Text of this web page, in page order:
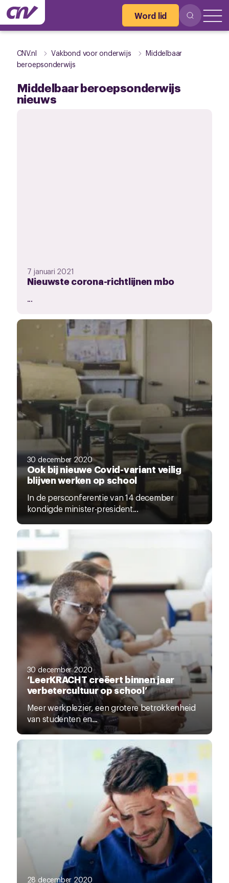
Word lid
CNV.nl Vakbond voor onderwijs
Middelbaar
beroepsonderwijs
Middelbaar beroepsonderwijs
nieuws
7 januari 2021
Nieuwste corona-richtlijnen mbo
...
30 december 2020
Ook bij nieuwe Covid-variant veilig
blijven werken op school
In de persconferentie van 14 december
kondigde minister-president...
30 december 2020
‘LeerKRACHT creëert binnen jaar
verbetercultuur op school’
Meer werkplezier, een grotere betrokkenheid
van studenten en...
28 december 2020